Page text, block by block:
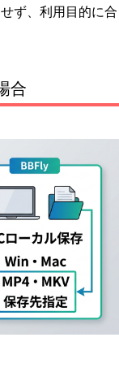
ず、利用目的に
合